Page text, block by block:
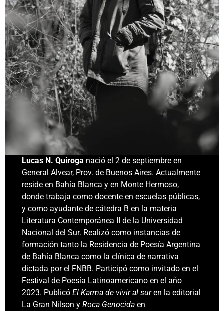
Lucas N. Quiroga nació el 2 de septiembre en
General Alvear, Prov. de Buenos Aires. Actualmente
reside en Bahía Blanca y en Monte Hermoso,
donde trabaja como docente en escuelas públicas,
y como ayudante de cátedra B en la materia
Literatura Contemporánea II de la Universidad
Nacional del Sur. Realizó como instancias de
formación tanto la Residencia de Poesía Argentina
de Bahía Blanca como la clínica de narrativa
dictada por el FNBB. Participó como invitado en el
Festival de Poesía Latinoamericano en el año
2023. PublicóEl Karma de vivir al suren la editorial
La Gran Nilson yRoca Genocida en